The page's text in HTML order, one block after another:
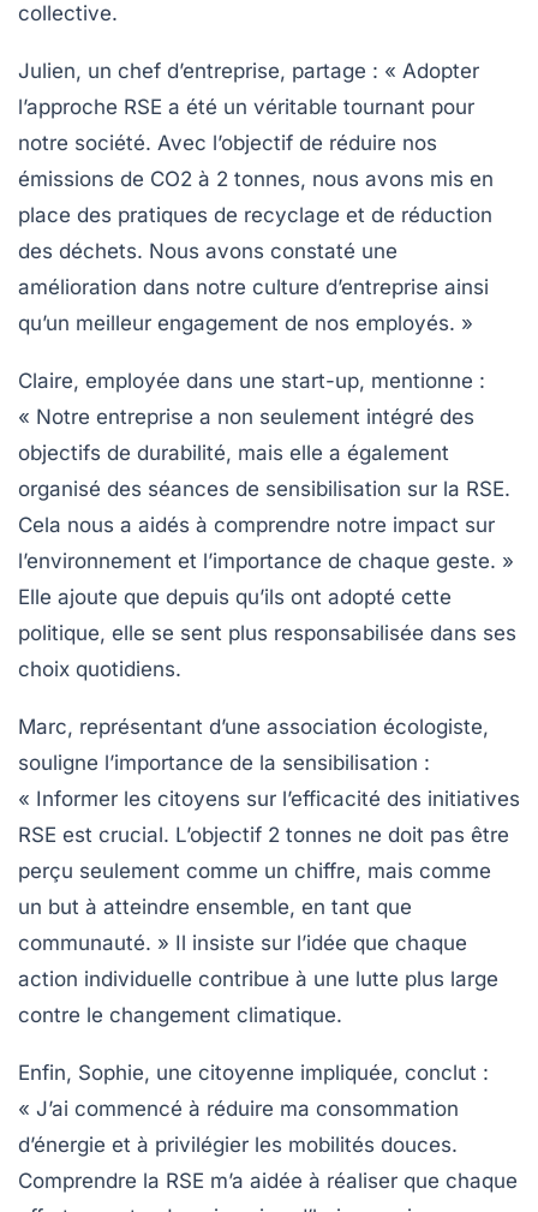
collective.
Julien, un chef d’entreprise, partage : « Adopter
l’approche RSE a été un véritable tournant pour
notre société. Avec l’objectif de réduire nos
émissions de CO2 à 2 tonnes, nous avons mis en
place des pratiques de recyclage et de réduction
des déchets. Nous avons constaté une
amélioration dans notre culture d’entreprise ainsi
qu’un meilleur engagement de nos employés. »
Claire, employée dans une start-up, mentionne :
« Notre entreprise a non seulement intégré des
objectifs de durabilité, mais elle a également
organisé des séances de sensibilisation sur la RSE.
Cela nous a aidés à comprendre notre impact sur
l’environnement et l’importance de chaque geste. »
Elle ajoute que depuis qu’ils ont adopté cette
politique, elle se sent plus responsabilisée dans ses
choix quotidiens.
Marc, représentant d’une association écologiste,
souligne l’importance de la sensibilisation :
« Informer les citoyens sur l’efficacité des initiatives
RSE est crucial. L’objectif 2 tonnes ne doit pas être
perçu seulement comme un chiffre, mais comme
un but à atteindre ensemble, en tant que
communauté. » Il insiste sur l’idée que chaque
action individuelle contribue à une lutte plus large
contre le changement climatique.
Enfin, Sophie, une citoyenne impliquée, conclut :
« J’ai commencé à réduire ma consommation
d’énergie et à privilégier les mobilités douces.
Comprendre la RSE m’a aidée à réaliser que chaque